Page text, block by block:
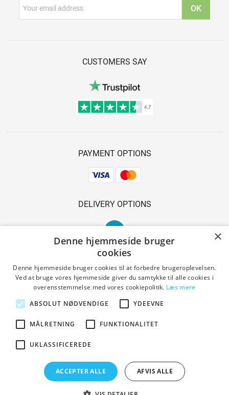
CUSTOMERS SAY
PAYMENT OPTIONS
DELIVERY OPTIONS
SAFE SHOPPING
Terms and conditions
Copyright © 2023 Den Gl. Smedie. All Rights Reserved.
Designed by PrestaShoppen
×
Denne hjemmeside bruger
cookies
Denne hjemmeside bruger cookies til at forbedre brugeroplevelsen.
Ved at bruge vores hjemmeside giver du samtykke til alle cookies i
overensstemmelse med vores cookiepolitik. Læs mere
ABSOLUT NØDVENDIGE
YDEEVNE
MÅLRETNING FUNKTIONALITET
UKLASSIFICEREDE
ACCEPTER ALLE AFVIS ALLE